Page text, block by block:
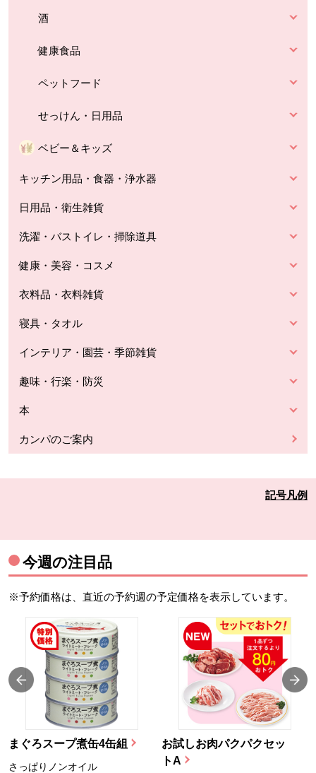
酒
健康食品
ペットフード
せっけん・日用品
ベビー＆キッズ
キッチン用品・食器・浄水器
日用品・衛生雑貨
洗濯・バストイレ・掃除道具
健康・美容・コスメ
衣料品・衣料雑貨
寝具・タオル
インテリア・園芸・季節雑貨
趣味・行楽・防災
本
カンパのご案内
記号凡例
今週の注目品
※予約価格は、直近の予約週の予定価格を表示しています。
まぐろスープ煮缶4缶組
さっぱりノンオイル
お試しお肉パクパクセッ
トA